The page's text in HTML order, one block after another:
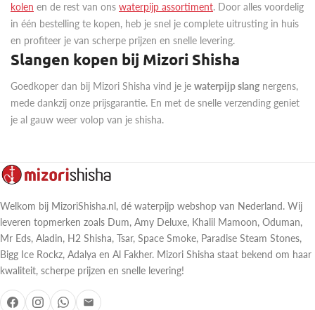
kolen en de rest van ons waterpijp assortiment. Door alles voordelig
in één bestelling te kopen, heb je snel je complete uitrusting in huis
en profiteer je van scherpe prijzen en snelle levering.
Slangen kopen bij Mizori Shisha
Goedkoper dan bij Mizori Shisha vind je je waterpijp slang nergens,
mede dankzij onze prijsgarantie. En met de snelle verzending geniet
je al gauw weer volop van je shisha.
Welkom bij MizoriShisha.nl, dé waterpijp webshop van Nederland. Wij
leveren topmerken zoals Dum, Amy Deluxe, Khalil Mamoon, Oduman,
Mr Eds, Aladin, H2 Shisha, Tsar, Space Smoke, Paradise Steam Stones,
Bigg Ice Rockz, Adalya en Al Fakher. Mizori Shisha staat bekend om haar
kwaliteit, scherpe prijzen en snelle levering!